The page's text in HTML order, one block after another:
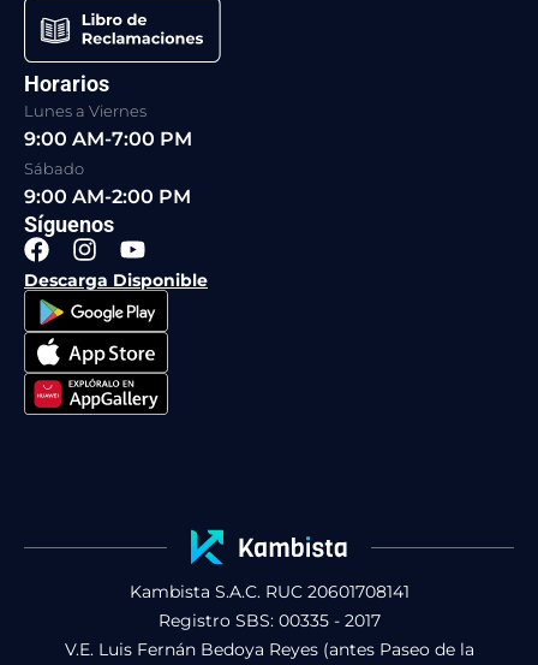
Horarios
Lunes a Viernes
9:00 AM-7:00 PM
Sábado
9:00 AM-2:00 PM
Síguenos
F
a
c
e
b
o
o
k
I
n
s
t
a
g
r
a
Y
o
u
t
u
b
e
Descarga Disponible
Kambista S.A.C. RUC 20601708141
Registro SBS: 00335 - 2017
V.E. Luis Fernán Bedoya Reyes (antes Paseo de la